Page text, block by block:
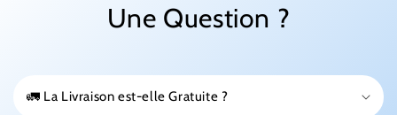
Une Question ?
🚛 La Livraison est-elle Gratuite ?